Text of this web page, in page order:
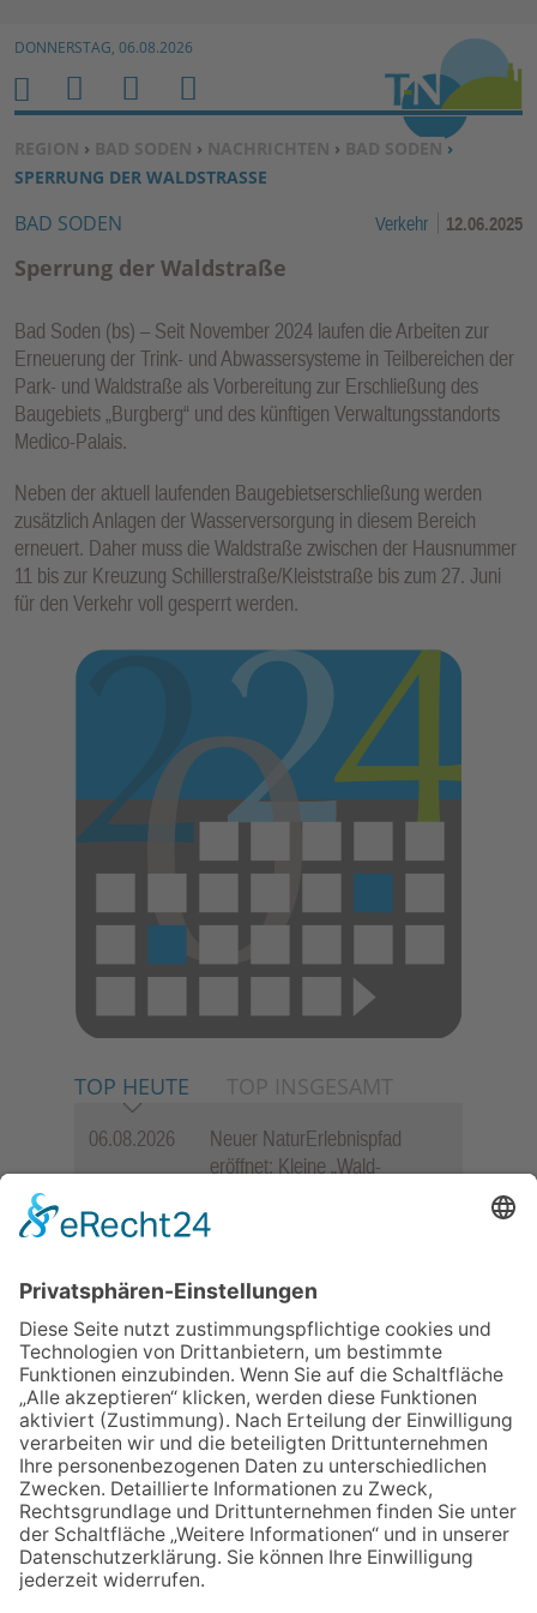
Zum Inhalt springen ↓
DONNERSTAG, 06.08.2026
SIE BEFINDEN SICH HIER:
REGION › BAD SODEN › NACHRICHTEN › BAD SODEN ›
SPERRUNG DER WALDSTRASSE
BAD SODEN Verkehr 12.06.2025
Sperrung der Waldstraße
Bad Soden (bs) – Seit November 2024 laufen die Arbeiten zur
Erneuerung der Trink- und Abwassersysteme in Teilbereichen der
Park- und Waldstraße als Vorbereitung zur Erschließung des
Baugebiets „Burgberg“ und des künftigen Verwaltungsstandorts
Medico-Palais.
Neben der aktuell laufenden Baugebietserschließung werden
zusätzlich Anlagen der Wasserversorgung in diesem Bereich
erneuert. Daher muss die Waldstraße zwischen der Hausnummer
11 bis zur Kreuzung Schillerstraße/Kleiststraße bis zum 27. Juni
für den Verkehr voll gesperrt werden.
TOP HEUTE TOP INSGESAMT
06.08.2026
Neuer NaturErlebnispfad
eröffnet: Kleine „Wald-
Königstein beben
Heimat“ – Lions-Präsident
Jürgen Rohrmann setzt auf
Gemeinschaft und Bewährtes
06.08.2026
Baustellenführung führt auch in
die Zukunft der Stadt
Königstein
06.08.2026
Schulranzen schenken Kindern
einen guten Start
H
O
M
E
M
E
N
U
S
U
C
N
B
E
N
Z
R
F
U
N
TI
O
N
E
N